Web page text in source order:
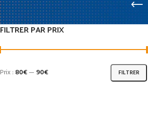
FILTRER PAR PRIX
FILTRER
Prix : 80€— 90€